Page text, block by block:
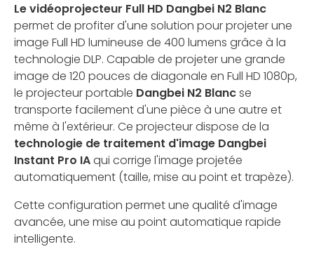
Le vidéoprojecteur Full HD Dangbei N2 Blanc
permet de profiter d'une solution pour projeter une
image Full HD lumineuse de 400 lumens grâce à la
technologie DLP. Capable de projeter une grande
image de 120 pouces de diagonale en Full HD 1080p,
le projecteur portable Dangbei N2 Blancse
transporte facilement d'une pièce à une autre et
même à l'extérieur. Ce projecteur dispose de la
technologie de traitement d'image Dangbei
Instant Pro IAqui corrige l'image projetée
automatiquement (taille, mise au point et trapèze).
Cette configuration permet une qualité d'image
avancée, une mise au point automatique rapide
intelligente.